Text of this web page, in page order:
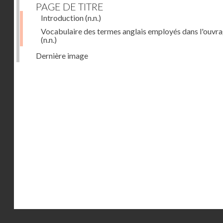
PAGE DE TITRE
Introduction(n.n.)
Vocabulaire des termes anglais employés dans
(n.n.)
Dernière image